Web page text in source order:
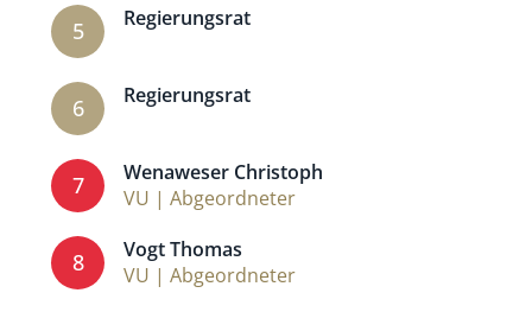
5 Regierungsrat
6 Regierungsrat
7
Wenaweser Christoph
VU | Abgeordneter
8
Vogt Thomas
VU | Abgeordneter